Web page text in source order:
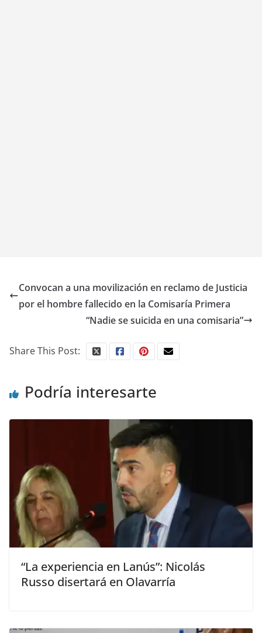
Convocan a una movilización en reclamo de Justicia
por el hombre fallecido en la Comisaría Primera
“Nadie se suicida en una comisaria”
Share This Post:
Podría interesarte
“La experiencia en Lanús”: Nicolás
Russo disertará en Olavarría